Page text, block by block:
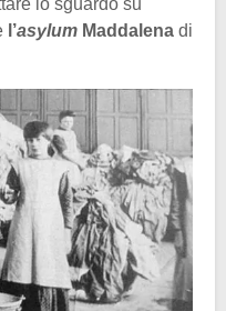
l’asylum Maddalena di